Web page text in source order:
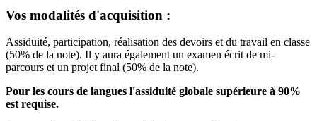
Vos modalités d'acquisition :
Assiduité, participation, réalisation des devoirs et du travail en classe
(50% de la note). Il y aura également un examen écrit de mi-
parcours et un projet final (50% de la note).
Pour les cours de langues l'assiduité globale supérieure à 90%
est requise.